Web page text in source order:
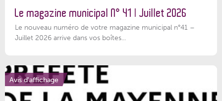
Le magazine municipal N° 41 | Juillet 2026
Le nouveau numéro de votre magazine municipal n°41 –
Juillet 2026 arrive dans vos boîtes...
Avis d'affichage